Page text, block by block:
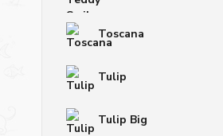
Toscana
Tulip
Tulip Big